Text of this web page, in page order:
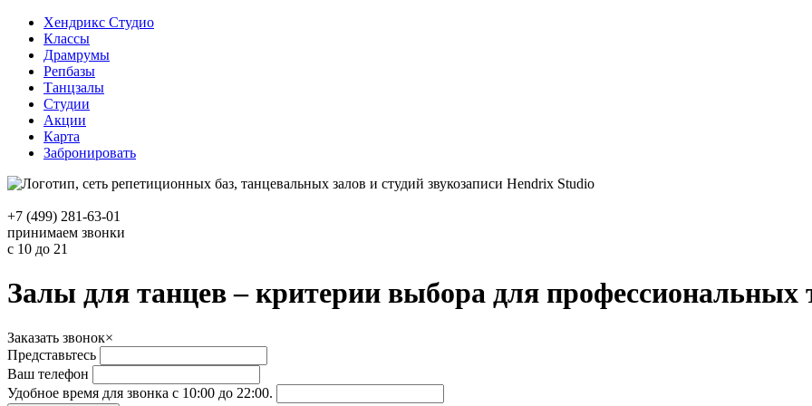
Хендрикс Студио
Классы
Драмрумы
Репбазы
Танцзалы
Студии
Акции
Карта
Забронировать
+7 (499) 281-63-01
принимаем звонки
с 10 до 21
Залы для танцев – критерии выбора для профессиональных
Заказать звонок×
Представьтесь
Ваш телефон
Удобное время для звонка с 10:00 до 22:00.